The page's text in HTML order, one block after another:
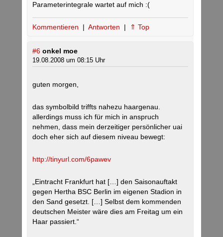
Parameterintegrale wartet auf mich :(
Kommentieren | Antworten | ⇑ Top
#6 onkel moe
19.08.2008 um 08:15 Uhr
guten morgen,
das symbolbild triffts nahezu haargenau.
allerdings muss ich für mich in anspruch
nehmen, dass mein derzeitiger persönlicher uai
doch eher sich auf diesem niveau bewegt:
http://tinyurl.com/6pawev
„Eintracht Frankfurt hat […] den Saisonauftakt
gegen Hertha BSC Berlin im eigenen Stadion in
den Sand gesetzt. […] Selbst dem kommenden
deutschen Meister wäre dies am Freitag um ein
Haar passiert.“